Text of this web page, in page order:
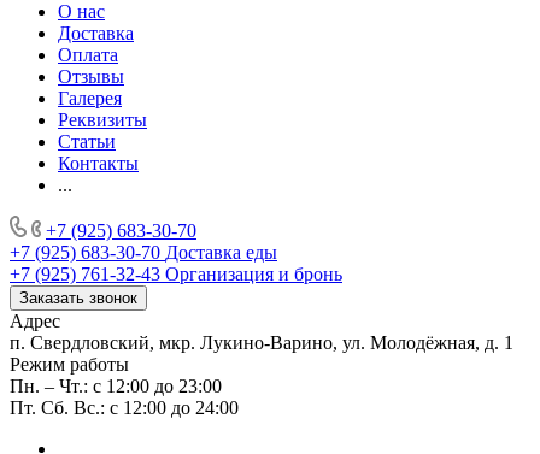
О нас
Доставка
Оплата
Отзывы
Галерея
Реквизиты
Статьи
Контакты
...
+7 (925) 683-30-70
+7 (925) 683-30-70 Доставка еды
+7 (925) 761-32-43 Организация и бронь
Заказать звонок
Адрес
п. Свердловский, мкр. Лукино-Варино, ул. Молодёжная, д. 1
Режим работы
Пн. – Чт.: с 12:00 до 23:00
Пт. Сб. Вс.: с 12:00 до 24:00